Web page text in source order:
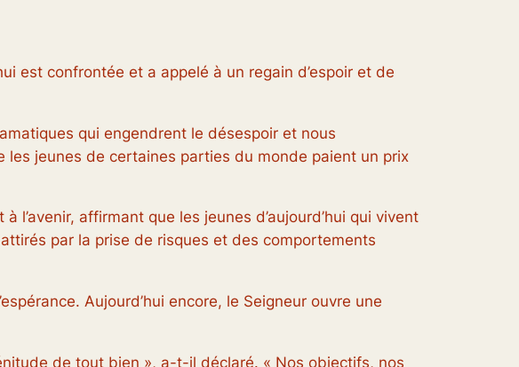
est confrontée et a appelé à un regain d’espoir et de
qui engendrent le désespoir et nous
les jeunes de certaines parties du monde paient un prix
affirmant que les jeunes d’aujourd’hui qui vivent
par la prise de risques et des comportements
Aujourd’hui encore, le Seigneur ouvre une
de tout bien », a-t-il déclaré. « Nos objectifs, nos